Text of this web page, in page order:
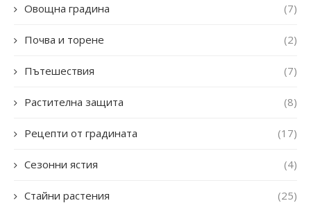
Овощна градина (7)
Почва и торене (2)
Пътешествия (7)
Растителна защита (8)
Рецепти от градината (17)
Сезонни ястия (4)
Стайни растения (25)